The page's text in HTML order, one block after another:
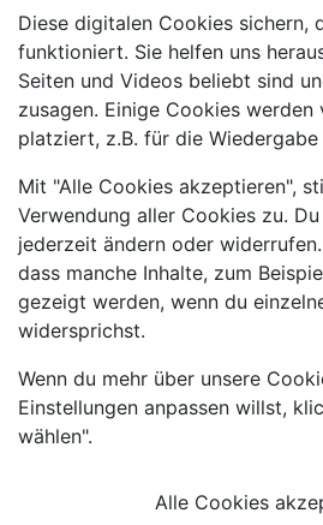
Diese digitalen Cookies sichern,
funktioniert. Sie helfen uns
Seiten und Videos beliebt sind
zusagen. Einige Cookies
platziert, z.B. für die
Mit "Alle Cookies akzeptieren",
Verwendung aller Cookies zu.
jederzeit ändern oder
dass manche Inhalte, zum
gezeigt werden, wenn du
widersprichst.
Wenn du mehr über unsere
Einstellungen anpassen willst,
wählen".
Alle Cookies